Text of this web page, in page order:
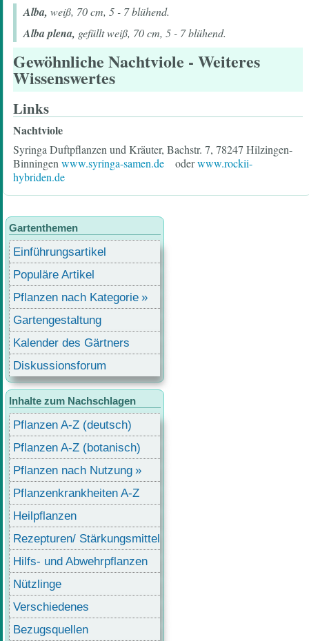
Alba, weiß, 70 cm, 5 - 7 blühend.
Alba plena, gefüllt weiß, 70 cm, 5 - 7 blühend.
Gewöhnliche Nachtviole - Weiteres
Wissenswertes
Links
Nachtviole
Syringa Duftpflanzen und Kräuter, Bachstr. 7, 78247 Hilzingen-
Binningen www.syringa-samen.de oderwww.rockii-
hybriden.de
Gartenthemen
Einführungsartikel
Populäre Artikel
Pflanzen nach Kategorie
Gartengestaltung
Kalender des Gärtners
Diskussionsforum
Inhalte zum Nachschlagen
Pflanzen A-Z (deutsch)
Pflanzen A-Z (botanisch)
Pflanzen nach Nutzung
Pflanzenkrankheiten A-Z
Heilpflanzen
Rezepturen/ Stärkungsmittel
Hilfs- und Abwehrpflanzen
Nützlinge
Verschiedenes
Bezugsquellen